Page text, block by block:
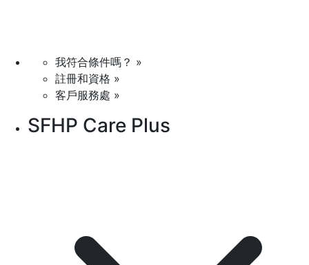
我符合條件嗎？ »
註冊和資格 »
客戶服務處 »
SFHP Care Plus